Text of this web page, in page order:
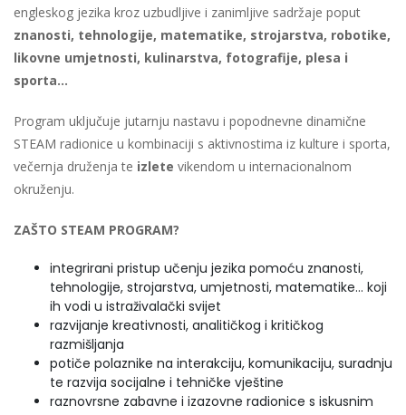
engleskog jezika kroz uzbudljive i zanimljive sadržaje poput
znanosti, tehnologije, matematike, strojarstva, robotike,
likovne umjetnosti, kulinarstva, fotografije, plesa i
sporta...
Program uključuje jutarnju nastavu i popodnevne dinamične
STEAM radionice u kombinaciji s aktivnostima iz kulture i sporta,
večernja druženja te izlete vikendom u internacionalnom
okruženju.
ZAŠTO STEAM PROGRAM?
integrirani pristup učenju jezika pomoću znanosti,
tehnologije, strojarstva, umjetnosti, matematike... koji
ih vodi u istraživalački svijet
razvijanje kreativnosti, analitičkog i kritičkog
razmišljanja
potiče polaznike na interakciju, komunikaciju, suradnju
te razvija socijalne i tehničke vještine
raznovrsne zabavne i izazovne radionice s iskusnim